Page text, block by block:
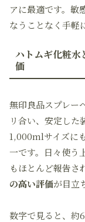
アに最適です。敏
なうことなく手軽
ハトムギ化粧水
価
無印良品スプレー
リ合い、安定し
1,000mlサイズに
一です。日々使う
もほとんど報告さ
の高い評価が目立
数字で見ると、約